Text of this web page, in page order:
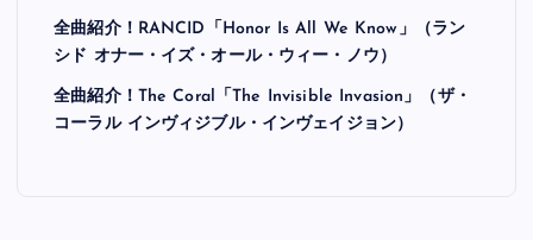
全曲紹介！RANCID「Honor Is All We Know」（ラン
シド オナー・イズ・オール・ウィー・ノウ）
全曲紹介！The Coral「The Invisible Invasion」（ザ・
コーラル インヴィジブル・インヴェイジョン）